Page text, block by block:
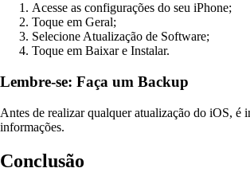
Acesse as configurações do seu iPhone;
Toque em Geral;
Selecione Atualização de Software;
Toque em Baixar e Instalar.
Lembre-se: Faça um Backup
Antes de realizar qualquer atualização do iOS, é
informações.
Conclusão